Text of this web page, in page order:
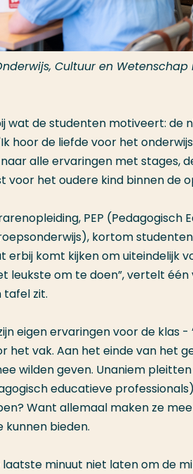
Cultuur en
wat de studenten motiveert: de
hoor de liefde voor het
alle ervaringen met stages,
voor het oudere kind binnen de
PEP (Pedagogisch
kortom
komt kijken om uiteindelijk
leukste om te doen”, vertelt
tafel zit.
eigen ervaringen voor de klas
het vak. Aan het einde van het
wilden geven. Unaniem
educatieve
Want allemaal maken ze
bieden.
laatste minuut niet laten om de